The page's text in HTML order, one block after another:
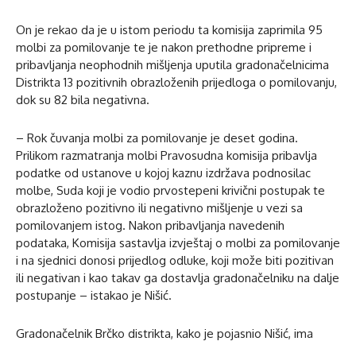
On je rekao da je u istom periodu ta komisija zaprimila 95
molbi za pomilovanje te je nakon prethodne pripreme i
pribavljanja neophodnih mišljenja uputila gradonačelnicima
Distrikta 13 pozitivnih obrazloženih prijedloga o pomilovanju,
dok su 82 bila negativna.
– Rok čuvanja molbi za pomilovanje je deset godina.
Prilikom razmatranja molbi Pravosudna komisija pribavlja
podatke od ustanove u kojoj kaznu izdržava podnosilac
molbe, Suda koji je vodio prvostepeni krivični postupak te
obrazloženo pozitivno ili negativno mišljenje u vezi sa
pomilovanjem istog. Nakon pribavljanja navedenih
podataka, Komisija sastavlja izvještaj o molbi za pomilovanje
i na sjednici donosi prijedlog odluke, koji može biti pozitivan
ili negativan i kao takav ga dostavlja gradonačelniku na dalje
postupanje – istakao je Nišić.
Gradonačelnik Brčko distrikta, kako je pojasnio Nišić, ima